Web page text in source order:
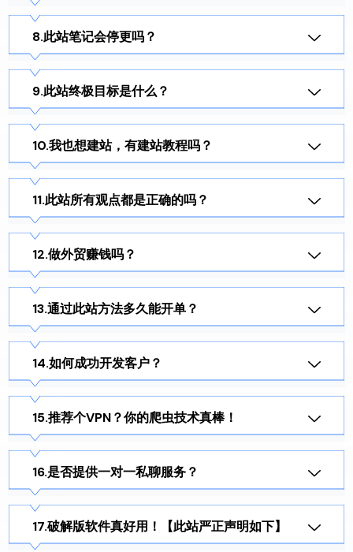
此站笔记会停更吗？
此站终极目标是什么？
我也想建站，有建站教程吗？
此站所有观点都是正确的吗？
做外贸赚钱吗？
通过此站方法多久能开单？
如何成功开发客户？
推荐个VPN？你的爬虫技术真棒！
是否提供一对一私聊服务？
破解版软件真好用！【此站严正声明如下】